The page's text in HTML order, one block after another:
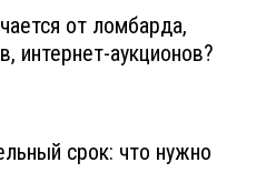
от ломбарда,
интернет-аукционов?
срок: что нужно